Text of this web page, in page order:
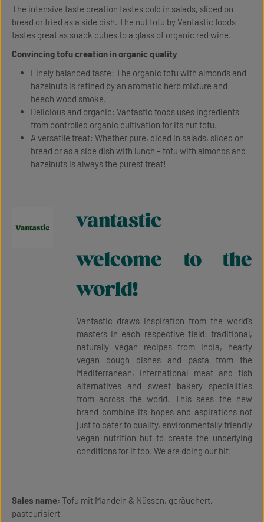
The intensive taste creation tastes cold in salads, sliced on
bread or fried as a side dish. The nut tofu by Vantastic foods
tastes great as snack cubes to a glass of organic red wine.
Convincing tofu creation in organic quality
Finely balanced taste: The organic tofu with almonds and
hazelnuts is refined by an aromatic herb mixture and
beech wood smoke.
Delicious and organic: Vantastic foods uses ingredients
from controlled organic cultivation for its nut tofu.
A versatile treat: Whether pure, diced in salads, sliced on
bread or as a side dish with lunch – tofu with almonds and
hazelnuts is always the purest treat!
vantastic
welcome to the
world!
Vantastic draws inspiration from the world’s
masters in each respective field: traditional,
naturally vegan recipes from India, hearty
vegan dough dishes and pasta from the
Mediterranean, international meat and fish
alternatives and sweet bakery specialities
from across the world. This sees the new
brand combine its hopes and aspirations not
just to cater to quality, environmentally friendly
vegan nutrition but to create the underlying
conditions for it too. We are doing our bit!
Sales name: Tofu mit Mandeln & Nüssen, geräuchert,
pasteurisiert